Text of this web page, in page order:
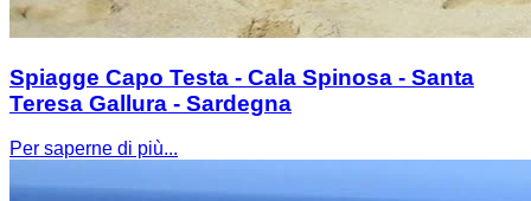
Spiagge Capo Testa - Cala Spinosa - Santa
Teresa Gallura - Sardegna
Per saperne di più...